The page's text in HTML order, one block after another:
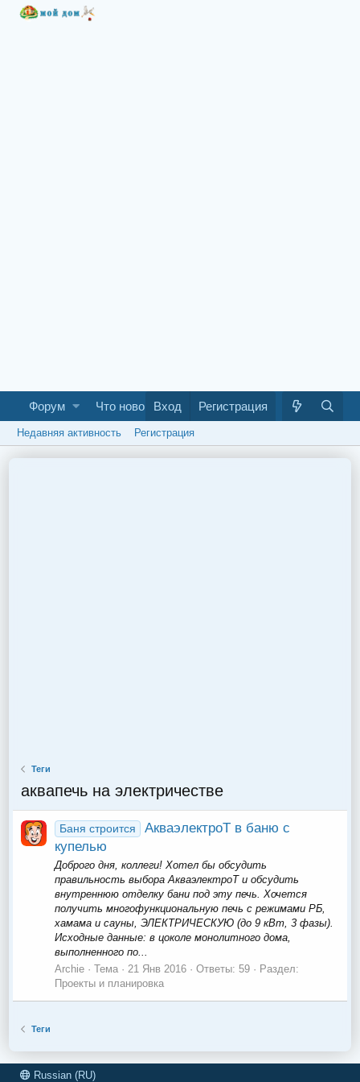
Форум Что нового Галерея Как построить
Вход Регистрация
Недавняя активность Регистрация
Теги
аквапечь на электричестве
Баня строится
АкваэлектроТ в баню с
купелью
Доброго дня, коллеги! Хотел бы обсудить
правильность выбора АкваэлектроТ и обсудить
внутреннюю отделку бани под эту печь. Хочется
получить многофункциональную печь с режимами РБ,
хамама и сауны, ЭЛЕКТРИЧЕСКУЮ (до 9 кВт, 3 фазы).
Исходные данные: в цоколе монолитного дома,
выполненного по...
Archie
Тема 21 Янв 2016 Ответы: 59
Раздел:
Проекты и планировка
Теги
Russian (RU)